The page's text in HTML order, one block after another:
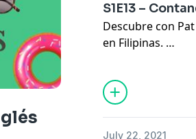
S1E13 –
Descubre con
en Filipinas.
El
pasado colonial.
inglés y se
July 22, 2021